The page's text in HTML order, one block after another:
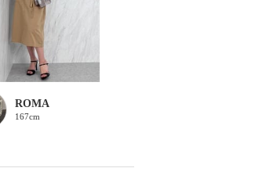
ROMA
167cm